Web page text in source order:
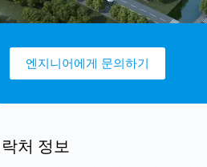
엔지니어에게 문의하기
처 정보